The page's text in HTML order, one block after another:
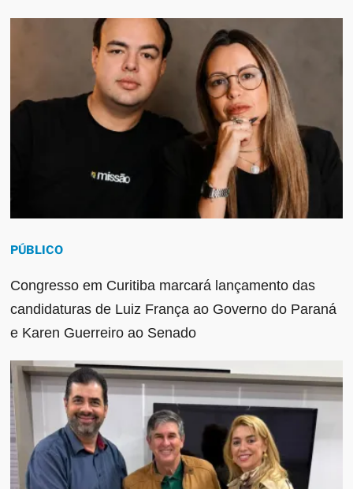
PÚBLICO
Congresso em Curitiba marcará lançamento das
candidaturas de Luiz França ao Governo do Paraná
e Karen Guerreiro ao Senado